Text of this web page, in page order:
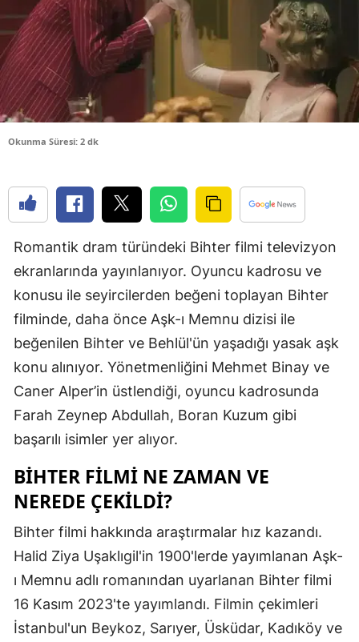
Burdur
Bursa
Çanakkale
Çankırı
Denizli
Diyarbakır
Edirne
Elazığ
Erzincan
Erzurum
Eskişehir
Gaziantep
Hatay
Isparta
Okunma Süresi: 2 dk
Romantik dram türündeki Bihter filmi televizyon
ekranlarında yayınlanıyor. Oyuncu kadrosu ve
konusu ile seyircilerden beğeni toplayan Bihter
filminde, daha önce Aşk-ı Memnu dizisi ile
beğenilen Bihter ve Behlül'ün yaşadığı yasak aşk
konu alınıyor. Yönetmenliğini Mehmet Binay ve
Caner Alper’in üstlendiği, oyuncu kadrosunda
Farah Zeynep Abdullah, Boran Kuzum gibi
başarılı isimler yer alıyor.
BIHTER FILMI NE ZAMAN VE
NEREDE ÇEKILDI?
Bihter filmi hakkında araştırmalar hız kazandı.
Halid Ziya Uşaklıgil'in 1900'lerde yayımlanan Aşk-
ı Memnu adlı romanından uyarlanan Bihter filmi
16 Kasım 2023'te yayımlandı. Filmin çekimleri
İstanbul'un Beykoz, Sarıyer, Üsküdar, Kadıköy ve